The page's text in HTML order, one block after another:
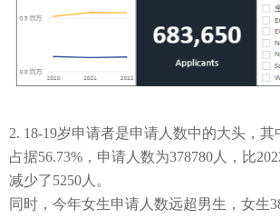
2. 18-19岁申请者是申请人数中的大头，其
占据56.73% ，申请人数为378780 人，比
减少了5250 人。
同时，今年女生申请人数远超男生，女生